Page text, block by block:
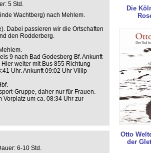
5 Std.
Wachtberg) nach Mehlem.
Dabei passieren wir die Ortschaften
den Rodderberg.
9 nach Bad Godesberg Bf. Ankunft
weiter mit Bus 855 Richtung
Uhr. Ankunft 09:02 Uhr Villip
Gruppe, daher nur für Frauen.
Vorplatz um ca. 08:34 Uhr zur
6-10 Std.
Die
Otto
der